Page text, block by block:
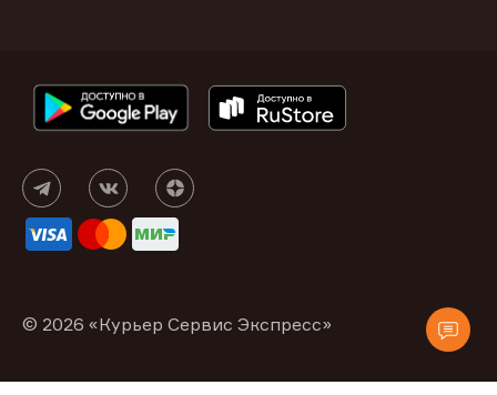
© 2026 «Курьер Сервис Экспресс»